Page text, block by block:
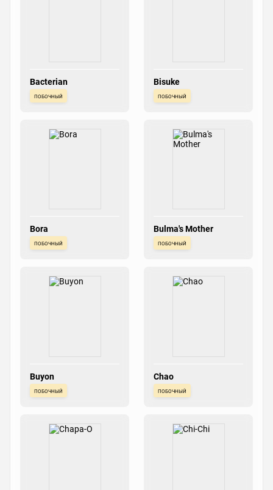
Bacterian
побочный
Bisuke
побочный
Bora
побочный
Bulma's Mother
побочный
Buyon
побочный
Chao
побочный